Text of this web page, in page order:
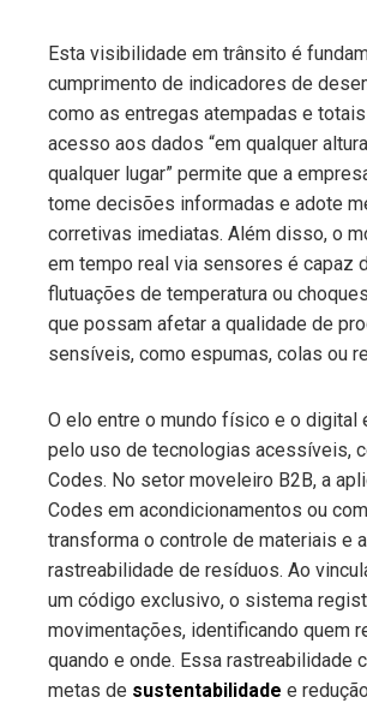
Esta visibilidade em trânsito é
cumprimento de indicadores de
como as entregas atempadas e totais
acesso aos dados “em qualquer
qualquer lugar” permite que a
tome decisões informadas e adote
corretivas imediatas. Além disso, o
em tempo real via sensores é capaz
flutuações de temperatura ou
que possam afetar a qualidade de
sensíveis, como espumas, colas ou
O elo entre o mundo físico e o digital
pelo uso de tecnologias acessíveis,
Codes. No setor moveleiro B2B, a
Codes em acondicionamentos ou
transforma o controle de materiais e a
rastreabilidade de resíduos. Ao
um código exclusivo, o sistema
movimentações, identificando quem
quando e onde. Essa rastreabilidade
metas de sustentabilidade e